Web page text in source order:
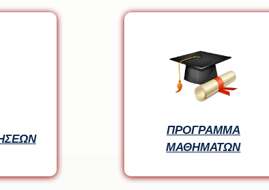
ΠΡΟΓΡΑΜΜΑ
ΜΑΘΗΜΑΤΩΝ
ΠΡΟΓΡΑΜΜΑ
ΜΑΘΗΜΑΤΩΝ